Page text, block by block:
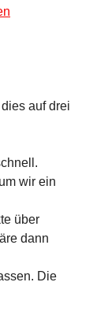
auf drei
wir ein
über
dann
Die